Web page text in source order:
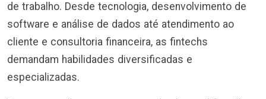
de trabalho. Desde tecnologia, desenvolvimento de
software e análise de dados até atendimento ao
cliente e consultoria financeira, as fintechs
demandam habilidades diversificadas e
especializadas.